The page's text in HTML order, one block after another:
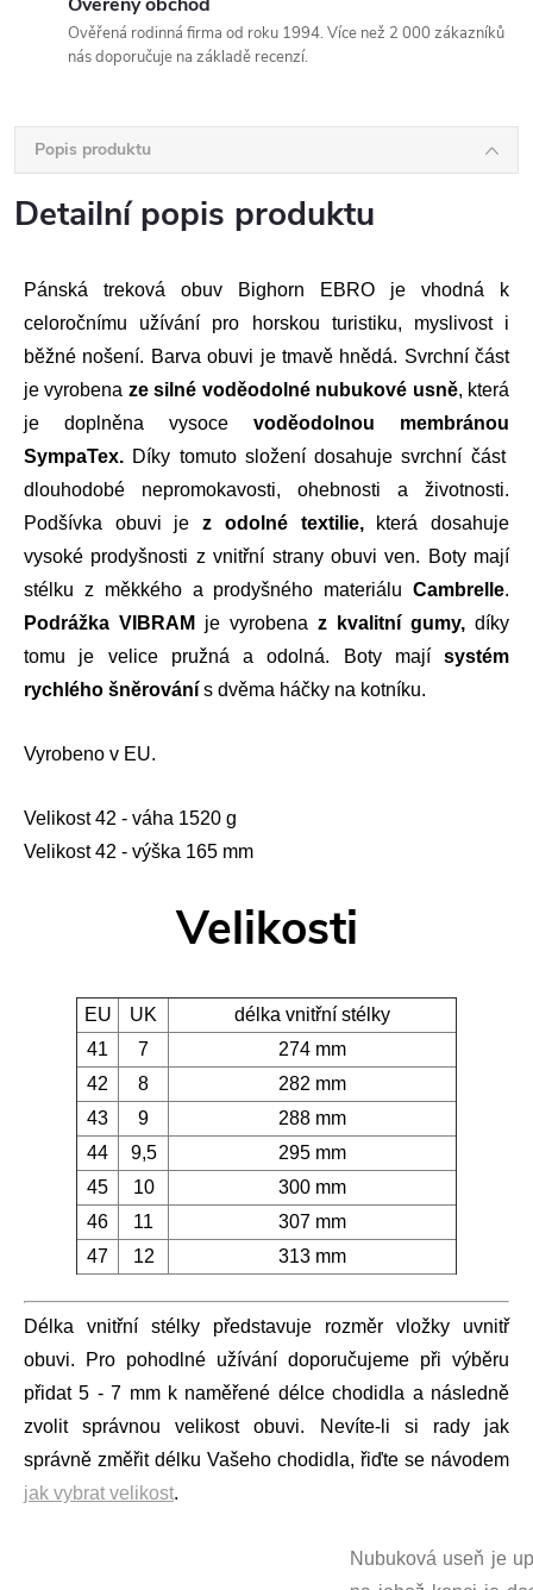
Ověřená rodinná firma od roku 1994. Více než 2 000 zákazníků
nás doporučuje na základě recenzí.
Popis produktu
Detailní popis produktu
Pánská treková obuv Bighorn EBRO je vhodná k
celoročnímu užívání pro horskou turistiku, myslivost i
běžné nošení. Barva obuvi je tmavě hnědá. Svrchní část
je vyrobena ze silné voděodolné nubukové usně, která
je doplněna vysoce voděodolnou membránou
SympaTex. Díky tomuto složení dosahuje svrchní část
dlouhodobé nepromokavosti, ohebnosti a životnosti.
Podšívka obuvi jez odolné textilie, která dosahuje
vysoké prodyšnosti z vnitřní strany obuvi ven. Boty mají
stélku z měkkého a prodyšného materiálu Cambrelle.
Podrážka VIBRAM
je vyrobena z kvalitní gumy, díky
tomu je velice pružná a odolná. Boty mají systém
rychlého šněrování s dvěma háčky na kotníku.
Vyrobeno v EU.
Velikost 42 - váha 1520 g
Velikost 42 - výška 165 mm
Velikosti
EU UK
délka vnitřní stélky
41
7
274 mm
42
8
282 mm
43
9
288 mm
44
9,5
295 mm
45
10
300 mm
46
11
307 mm
47
12 313 mm
Délka vnitřní stélky představuje rozměr vložky uvnitř
obuvi. Pro pohodlné užívání doporučujeme při výběru
přidat 5 - 7 mm k naměřené délce chodidla a následně
zvolit správnou velikost obuvi. Nevíte-li si rady jak
správně změřit délku Vašeho chodidla, řiďte se návodem
jak vybrat velikost.
Nubuková useň je